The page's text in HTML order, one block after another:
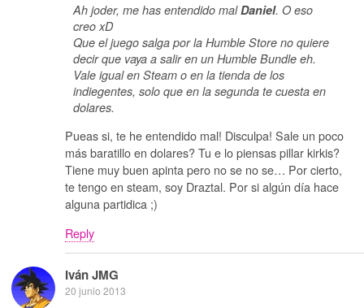
Ah joder, me has entendido malDaniel. O eso
creo xD
Que el juego salga por la Humble Store no quiere
decir que vaya a salir en un Humble Bundle eh.
Vale igual en Steam o en la tienda de los
indiegentes, solo que en la segunda te cuesta en
dolares.
Pueas si, te he entendido mal! Disculpa! Sale un poco
más baratillo en dolares? Tu e lo piensas pillar kirkis?
Tiene muy buen apinta pero no se no se… Por cierto,
te tengo en steam, soy Draztal. Por si algún día hace
alguna partidica ;)
Reply
Iván JMG
20 junio 2013